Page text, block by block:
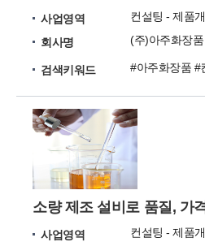
사업영역
컨설팅 - 제품
회사명
(주)아주화장품
검색키워드
소량 제조 설비로 품질, 가
사업영역